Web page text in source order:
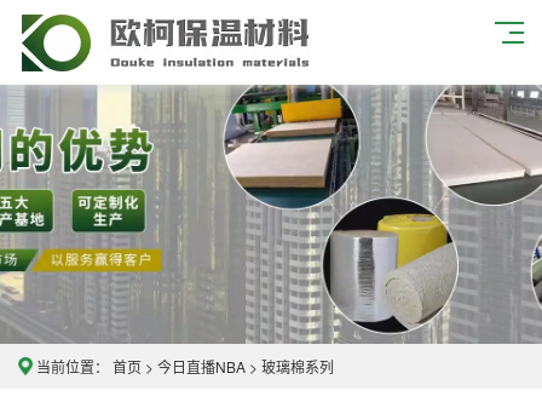
当前位置： 首页 > 今日直播NBA > 玻璃棉系列